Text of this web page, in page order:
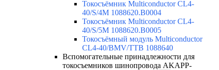
Токосъёмник Multiconductor CL4-
40/S/4M 1088620.B0004
Токосъёмник Multiconductor CL4-
40/S/5M 1088620.B0005
Токосъёмный модуль Multiconductor
CL4-40/BMV/TTB 1088640
Вспомогательные принадлежности для
токосъемников шинопровода AKAPP-